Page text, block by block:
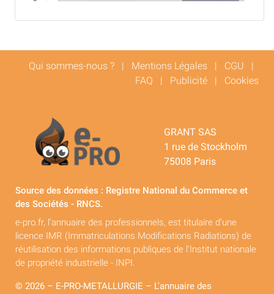
Qui sommes-nous ? | Mentions Légales | CGU |
FAQ | Publicité | Cookies
GRANT SAS
1 rue de Stockholm
75008 Paris
Source des données : Registre National du Commerce et
des Sociétés - RNCS.
e-pro.fr, l'annuaire des professionnels, est titulaire d'une
licence IMR (Immatriculations Modifications Radiations) de
réutilisation des informations publiques de l'Institut nationale
de propriété industrielle - INPI.
© 2026 – E-PRO-METALLURGIE – L'annuaire des